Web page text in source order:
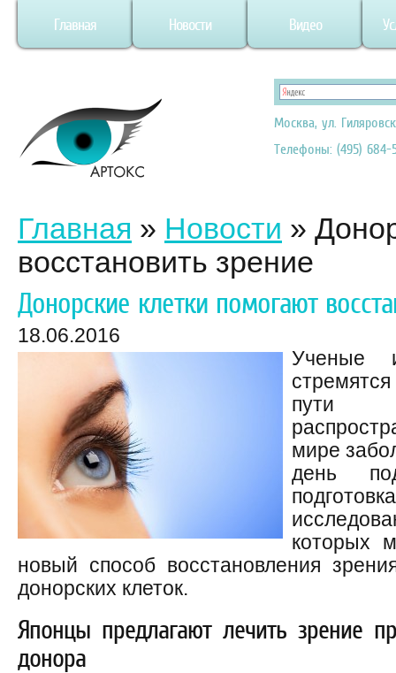
Главная Новости Видео
Москва, ул.
Телефоны: (495) 684-
Главная » Новости »
восстановить зрение
Донорские клетки помогают
18.06.2016
Ученые
пути
мире
день
которых
новый способ восстановления
донорских клеток.
Японцы предлагают лечить зрение
донора